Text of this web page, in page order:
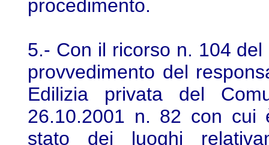
procedimento.
5.- Con il ricorso n. 104 del
provvedimento del
Edilizia privata del
26.10.2001 n. 82 con cui
stato dei luoghi